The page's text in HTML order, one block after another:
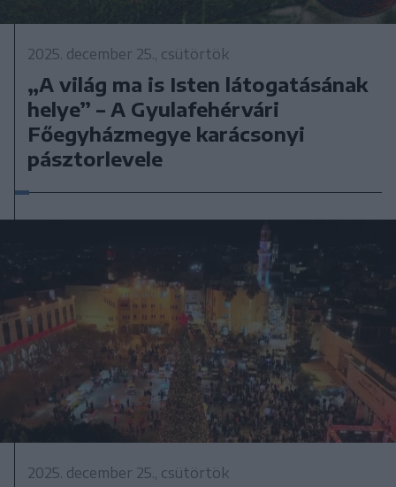
2025. december 25., csütörtök
„A világ ma is Isten látogatásának
helye” – A Gyulafehérvári
Főegyházmegye karácsonyi
pásztorlevele
2025. december 25., csütörtök